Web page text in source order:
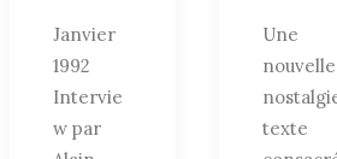
Janvier
1992
Intervie
w par
Une
nouvelle
texte